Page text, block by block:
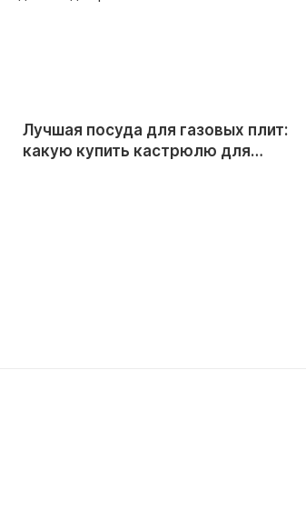
Лучшая посуда для газовых плит:
какую купить кастрюлю для